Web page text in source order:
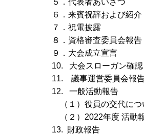
５．代表者あいさつ
６．来賓祝辞および紹介
７．祝電披露
８．資格審査委員会報告
９．大会成立宣言
10. 大会スローガン確認
11. 議事運営委員会報
12. 一般活動報告
（１）役員の交代につ
（２）2022年度 活動報
13. 財政報告